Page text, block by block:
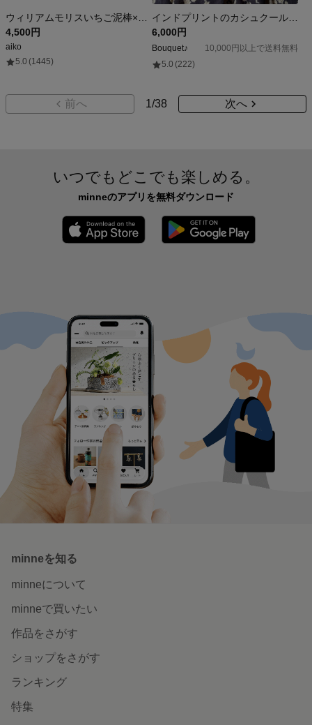
4,500円
aiko
5.0 (1445)
6,000円
Bouquet♪
10,000円以上で送料無料
5.0 (222)
前へ 1/38 次へ
いつでもどこでも楽しめる。
minneのアプリを無料ダウンロード
minneを知る
minneについて
minneで買いたい
作品をさがす
ショップをさがす
ランキング
特集